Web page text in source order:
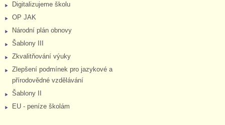
Digitalizujeme školu
OP JAK
Národní plán obnovy
Šablony III
Zkvalitňování výuky
Zlepšení podmínek pro jazykové a
přírodovědné vzdělávání
Šablony II
EU - peníze školám